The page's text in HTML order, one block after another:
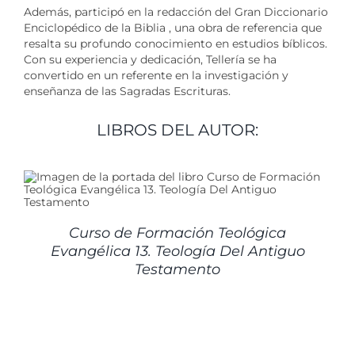
Además, participó en la redacción del Gran Diccionario
Enciclopédico de la Biblia , una obra de referencia que
resalta su profundo conocimiento en estudios bíblicos.
Con su experiencia y dedicación, Tellería se ha
convertido en un referente en la investigación y
enseñanza de las Sagradas Escrituras.
LIBROS DEL AUTOR:
Curso de Formación Teológica
Evangélica 13. Teología Del Antiguo
Testamento